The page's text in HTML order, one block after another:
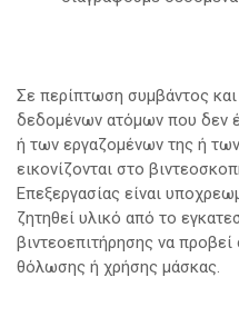
Σε περίπτωση συμβάντος
δεδομένων ατόμων που δεν
ή των εργαζομένων της ή
εικονίζονται στο
Επεξεργασίας είναι
ζητηθεί υλικό από το
βιντεοεπιτήρησης να
θόλωσης ή χρήσης μάσκας.